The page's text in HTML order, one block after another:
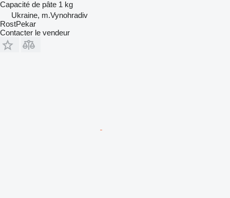
Capacité de pâte 1 kg
Ukraine, m.Vynohradiv
RostPekar
Contacter le vendeur